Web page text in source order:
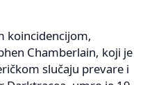
koincidencijom,
Chamberlain, koji je
slučaju prevare i